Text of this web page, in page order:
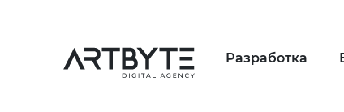
Разработка